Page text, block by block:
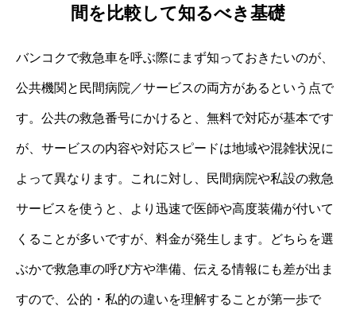
間を比較して知るべき基礎
バンコクで救急車を呼ぶ際にまず知っておきたいのが、
公共機関と民間病院／サービスの両方があるという点で
す。公共の救急番号にかけると、無料で対応が基本です
が、サービスの内容や対応スピードは地域や混雑状況に
よって異なります。これに対し、民間病院や私設の救急
サービスを使うと、より迅速で医師や高度装備が付いて
くることが多いですが、料金が発生します。どちらを選
ぶかで救急車の呼び方や準備、伝える情報にも差が出ま
すので、公的・私的の違いを理解することが第一歩で